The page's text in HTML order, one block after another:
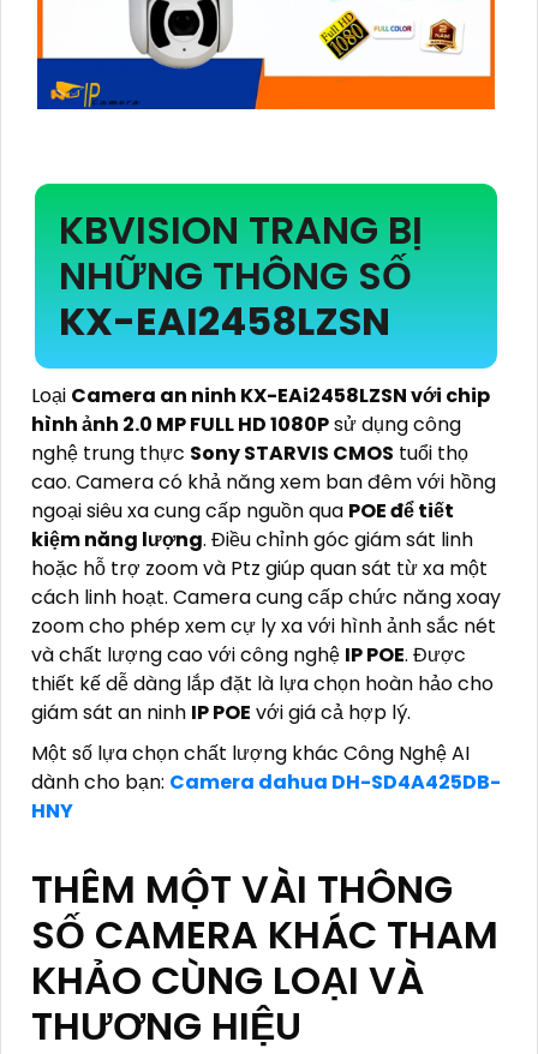
KBVISION TRANG BỊ
NHỮNG THÔNG SỐ
KX-EAI2458LZSN
Loại Camera an ninh KX-EAi2458LZSN với chip
hình ảnh 2.0 MP FULL HD 1080Psử dụng công
nghệ trung thực Sony STARVIS CMOS tuổi thọ
cao. Camera có khả năng xem ban đêm với hồng
ngoại siêu xa cung cấp nguồn qua POE để tiết
kiệm năng lượng. Điều chỉnh góc giám sát linh
hoặc hỗ trợ zoom và Ptz giúp quan sát từ xa một
cách linh hoạt. Camera cung cấp chức năng xoay
zoom cho phép xem cự ly xa với hình ảnh sắc nét
và chất lượng cao với công nghệ IP POE. Được
thiết kế dễ dàng lắp đặt là lựa chọn hoàn hảo cho
giám sát an ninh IP POE với giá cả hợp lý.
Một số lựa chọn chất lượng khác Công Nghệ AI
dành cho bạn: Camera dahua DH-SD4A425DB-
HNY
THÊM MỘT VÀI THÔNG
SỐ CAMERA KHÁC THAM
KHẢO CÙNG LOẠI VÀ
THƯƠNG HIỆU